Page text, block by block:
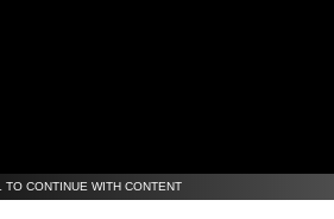
TO CONTINUE WITH CONTENT